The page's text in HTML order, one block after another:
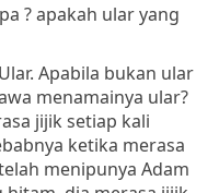
? apakah ular yang
Apabila bukan ular
menamainya ular?
jijik setiap kali
ketika merasa
menipunya Adam